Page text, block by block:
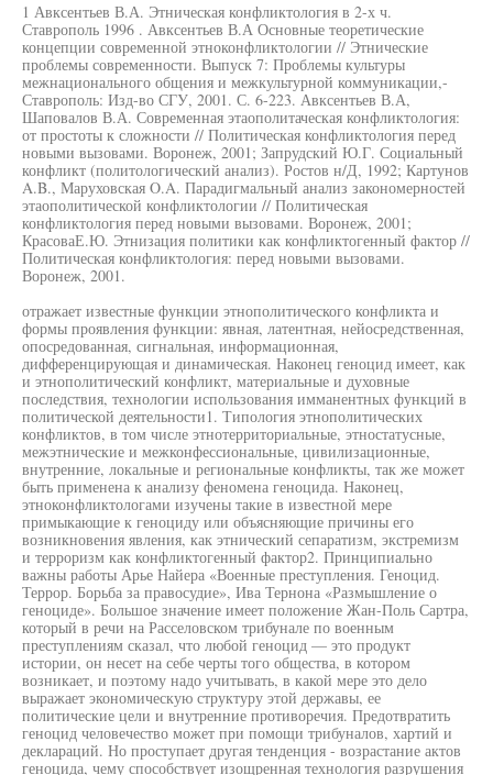
1 Авксентьев В.А. Этническая конфликтология в 2-х ч.
Ставрополь 1996 . Авксентьев В.А Основные теоретические
концепции современной этноконфликтологии // Этнические
проблемы современности. Выпуск 7: Проблемы культуры
межнационального общения и межкультурной коммуникации,-
Ставрополь: Изд-во СГУ, 2001. С. 6-223. Авксентьев В.А,
Шаповалов В.А. Современная этаополитаческая конфликтология:
от простоты к сложности // Политическая конфликтология перед
новыми вызовами. Воронеж, 2001; Запрудский Ю.Г. Социальный
конфликт (политологический анализ). Ростов н/Д, 1992; Картунов
A.B., Маруховская O.A. Парадигмальный анализ закономерностей
этаополитической конфликтологии // Политическая
конфликтология перед новыми вызовами. Воронеж, 2001;
КрасоваЕ.Ю. Этнизация политики как конфликтогенный фактор //
Политическая конфликтология: перед новыми вызовами.
Воронеж, 2001.
отражает известные функции этнополитического конфликта и
формы проявления функции: явная, латентная, нейосредственная,
опосредованная, сигнальная, информационная,
дифференцирующая и динамическая. Наконец геноцид имеет, как
и этнополитический конфликт, материальные и духовные
последствия, технологии использования имманентных функций в
политической деятельности1. Типология этнополитических
конфликтов, в том числе этнотерриториальные, этностатусные,
межэтнические и межконфессиональные, цивилизационные,
внутренние, локальные и региональные конфликты, так же может
быть применена к анализу феномена геноцида. Наконец,
этноконфликтологами изучены такие в известной мере
примыкающие к геноциду или объясняющие причины его
возникновения явления, как этнический сепаратизм, экстремизм
и терроризм как конфликтогенный фактор2. Принципиально
важны работы Арье Найера «Военные преступления. Геноцид.
Террор. Борьба за правосудие», Ива Тернона «Размышление о
геноциде». Большое значение имеет положение Жан-Поль Сартра,
который в речи на Расселовском трибунале по военным
преступлениям сказал, что любой геноцид — это продукт
истории, он несет на себе черты того общества, в котором
возникает, и поэтому надо учитывать, в какой мере это дело
выражает экономическую структуру этой державы, ее
политические цели и внутренние противоречия. Предотвратить
геноцид человечество может при помощи трибуналов, хартий и
деклараций. Но проступает другая тенденция - возрастание актов
геноцида, чему способствует изощренная технология разрушения